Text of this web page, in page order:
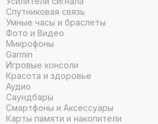
Спутниковая связь
Умные часы и браслеты
Фото и Видео
Микрофоны
Garmin
Игровые консоли
Красота и здоровье
Аудио
Саундбары
Смартфоны и Аксессуары
Карты памяти и накопители